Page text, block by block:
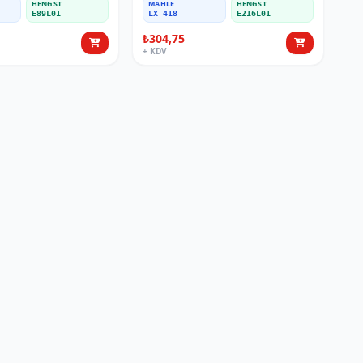
HENGST
E89L01
MAHLE
LX 418
HENGST
E216L01
₺304,75
+ KDV